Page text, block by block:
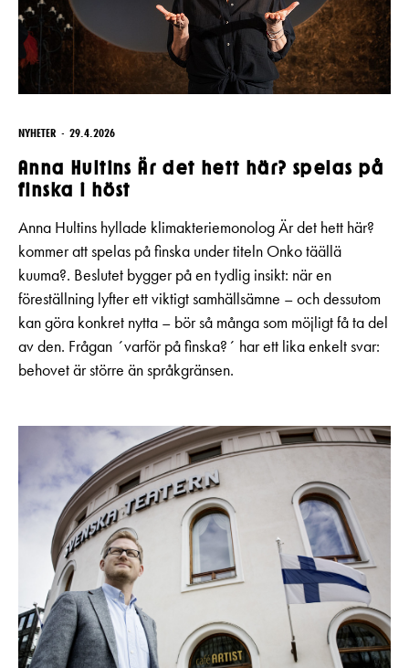
NYHETER 29.4.2026
Anna Hultins Är det hett här? spelas på
finska i höst
Anna Hultins hyllade klimakteriemonolog Är det hett här?
kommer att spelas på finska under titeln Onko täällä
kuuma?. Beslutet bygger på en tydlig insikt: när en
föreställning lyfter ett viktigt samhällsämne – och dessutom
kan göra konkret nytta – bör så många som möjligt få ta del
av den. Frågan ´varför på finska?´ har ett lika enkelt svar:
behovet är större än språkgränsen.